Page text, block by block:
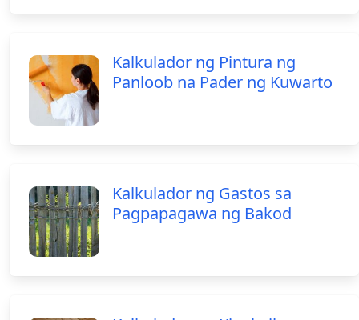
Kalkulador ng Pintura ng
Panloob na Pader ng Kuwarto
Kalkulador ng Gastos sa
Pagpapagawa ng Bakod